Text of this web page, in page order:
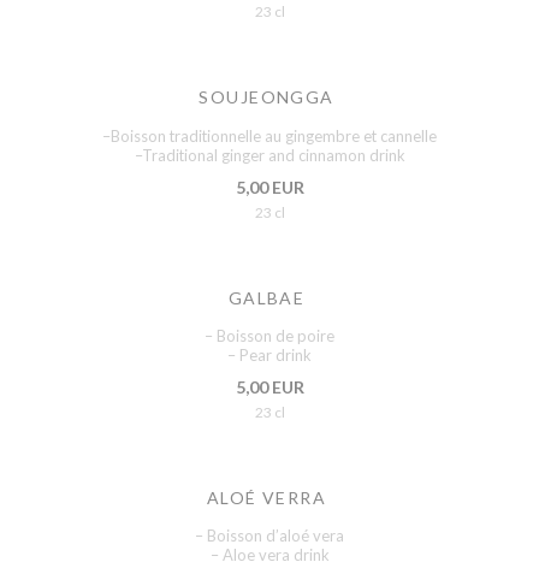
23 cl
SOUJEONGGA
–Boisson traditionnelle au gingembre et cannelle
–Traditional ginger and cinnamon drink
5,00 EUR
23 cl
GALBAE
– Boisson de poire
– Pear drink
5,00 EUR
23 cl
ALOÉ VERRA
– Boisson d’aloé vera
– Aloe vera drink